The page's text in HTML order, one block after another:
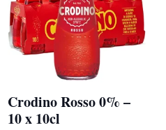
Crodino Rosso 0% –
10 x 10cl